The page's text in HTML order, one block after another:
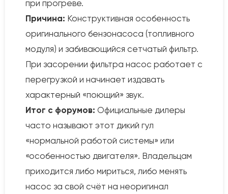
при прогреве.
Причина: Конструктивная особенность
оригинального бензонасоса (топливного
модуля) и забивающийся сетчатый фильтр.
При засорении фильтра насос работает с
перегрузкой и начинает издавать
характерный «поющий» звук.
Итог с форумов: Официальные дилеры
часто называют этот дикий гул
«нормальной работой системы» или
«особенностью двигателя». Владельцам
приходится либо мириться, либо менять
насос за свой счёт на неоригинал